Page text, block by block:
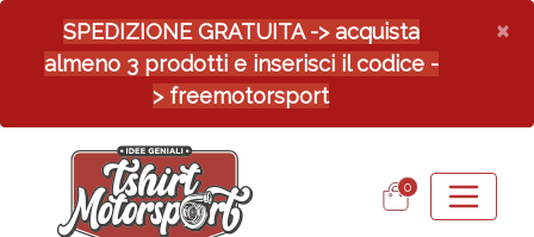
SPEDIZIONE GRATUITA -> acquista
almeno 3 prodotti e inserisci il codice -
> freemotorsport
×
0